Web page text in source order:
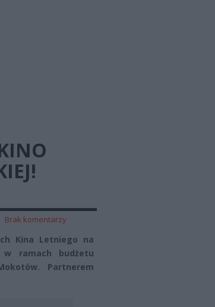
Brak komentarzy
Kina Letniego na
w ramach budżetu
Partnerem